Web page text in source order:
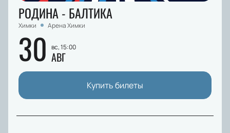
РОДИНА - БАЛТИКА
Химки Арена Химки
30 вс, 15:00
АВГ
Купить билеты